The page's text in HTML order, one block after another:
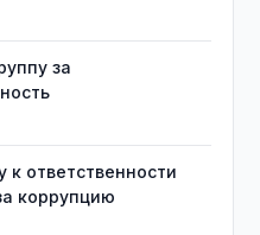
за
к ответственности
коррупцию